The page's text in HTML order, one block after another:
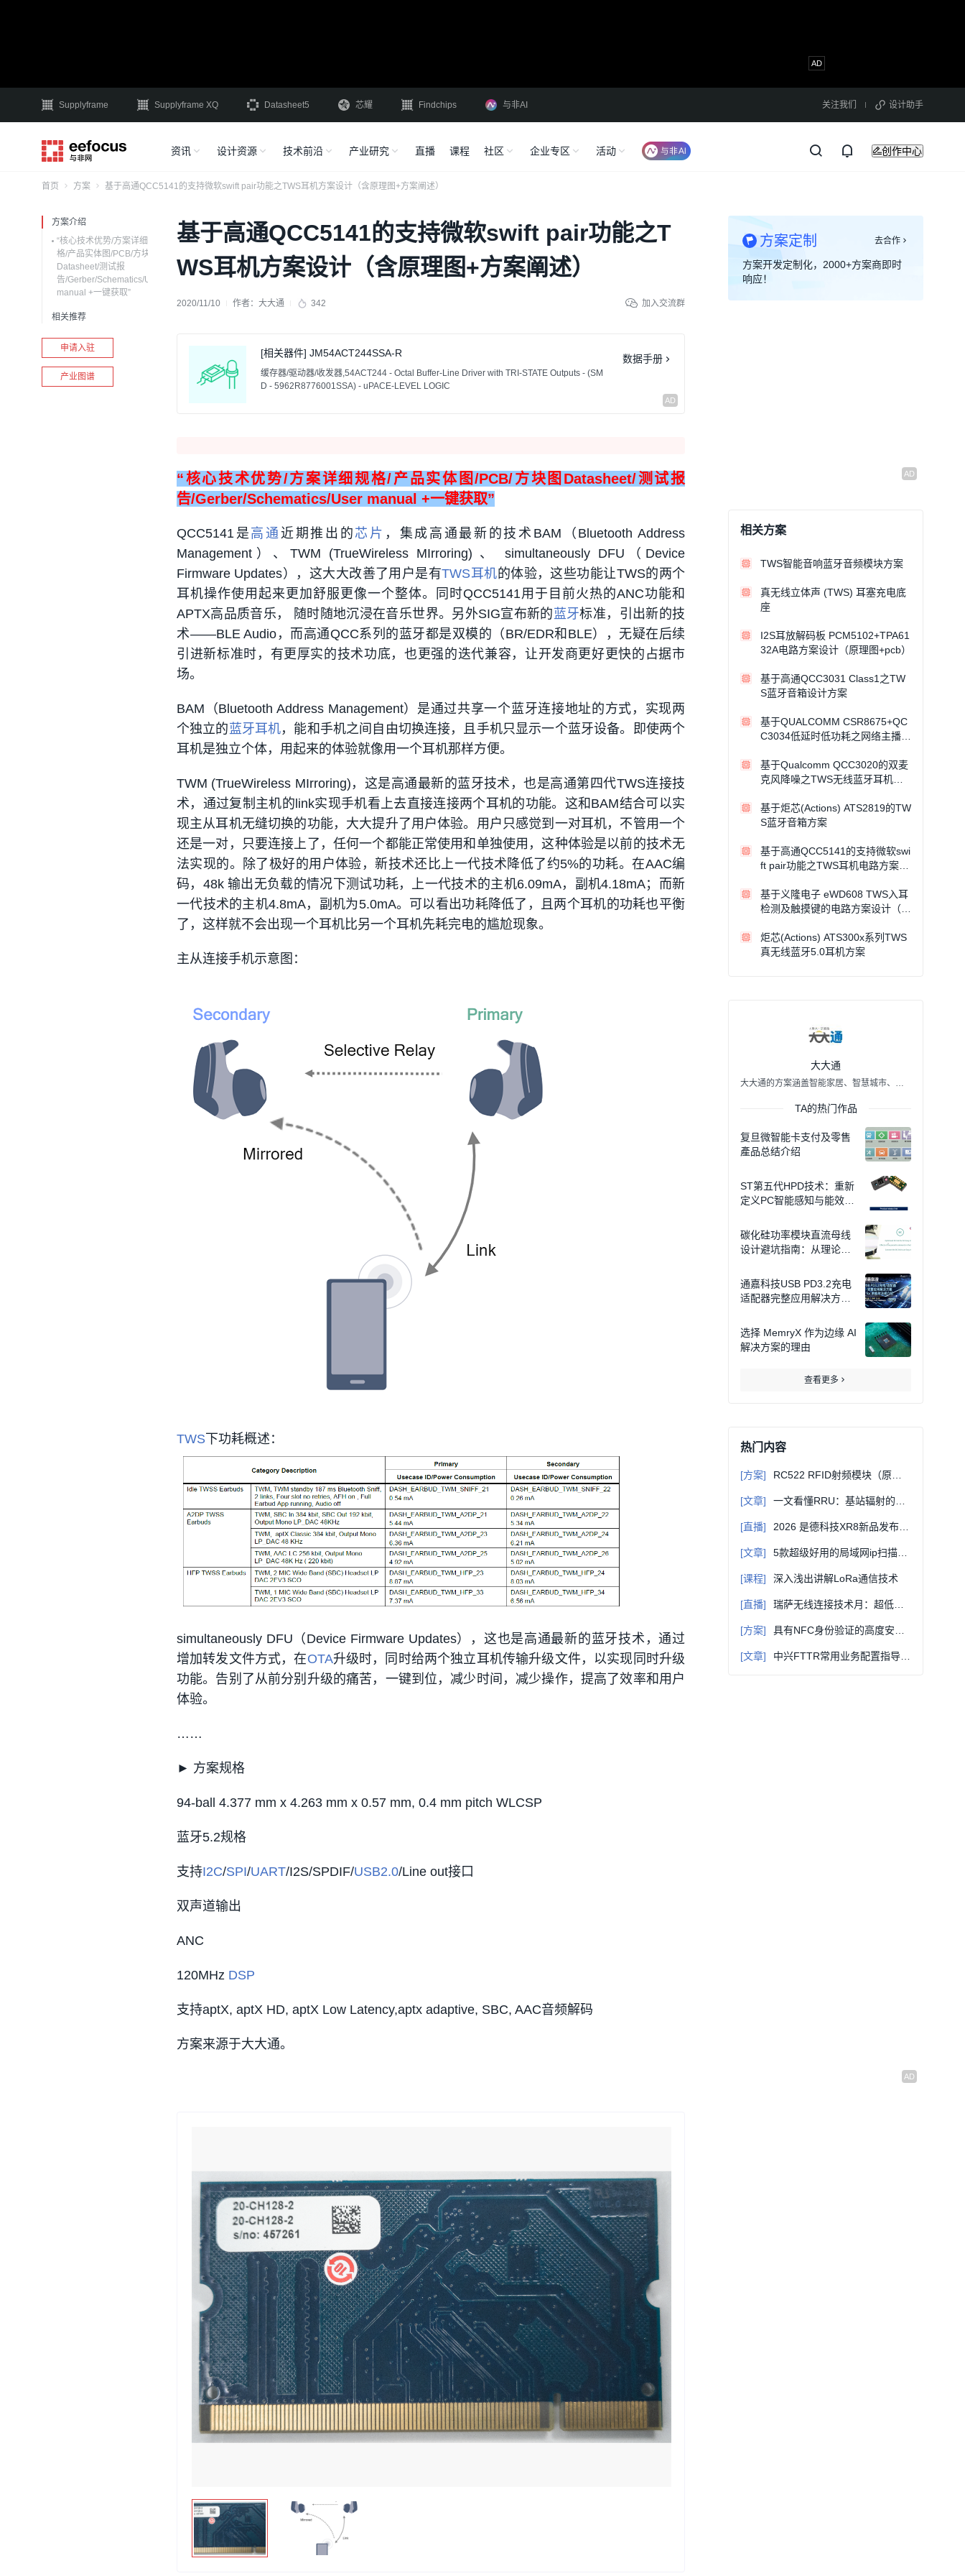
Supplyframe Supplyframe XQ Datasheet5 芯耀 Findchips 与非AI 关注我们 设计助手
资讯 设计资源 技术前沿 产业研究 直播 课程 社区 企业专区 活动 创作中心
首页 方案 基于高通QCC5141的支持微软swift pair功能之TWS耳机方案设计（含原理图+方案阐述）
方案介绍
“核心技术优势/方案详细规
格/产品实体图/PCB/方块图
Datasheet/测试报
告/Gerber/Schematics/User
manual +一键获取”
相关推荐
申请入驻
产业图谱
基于高通QCC5141的支持微软swift pair功能之T
WS耳机方案设计（含原理图+方案阐述）
2020/11/10 作者： 大大通 342 加入交流群
[相关器件] JM54ACT244SSA-R
缓存器/驱动器/收发器,54ACT244 - Octal Buffer-Line Driver with TRI-STATE Outputs - (SM
D - 5962R8776001SSA) - uPACE-LEVEL LOGIC
数据手册
“核心技术优势/方案详细规格/产品实体图/PCB/方块图Datasheet/测试报
告/Gerber/Schematics/User manual +一键获取”
QCC5141是 高通 近期推出的 芯片 ，集成高通最新的技术BAM（Bluetooth Address
Management）、TWM (TrueWireless MIrroring) 、 simultaneously DFU（Device
Firmware Updates），这大大改善了用户是有TWS耳机的体验，这些功能让TWS的两个
耳机操作使用起来更加舒服更像一个整体。同时QCC5141用于目前火热的ANC功能和
APTX高品质音乐， 随时随地沉浸在音乐世界。另外SIG宣布新的 蓝牙标准，引出新的技
术——BLE Audio，而高通QCC系列的蓝牙都是双模的（BR/EDR和BLE），无疑在后续
引进新标准时，有更厚实的技术功底，也更强的迭代兼容，让开发商更好更快的占据市
场。
BAM（Bluetooth Address Management）是通过共享一个蓝牙连接地址的方式，实现两
个独立的 蓝牙耳机，能和手机之间自由切换连接，且手机只显示一个蓝牙设备。即使两个
耳机是独立个体，用起来的体验就像用一个耳机那样方便。
TWM (TrueWireless MIrroring)，这是高通最新的蓝牙技术，也是高通第四代TWS连接技
术，通过复制主机的link实现手机看上去直接连接两个耳机的功能。这和BAM结合可以实
现主从耳机无缝切换的功能，大大提升了用户体验。用户只感觉到一对耳机，不管用一个
还是一对，只要连接上了，任何一个都能正常使用和单独使用，这种体验是以前的技术无
法实现的。除了极好的用户体验，新技术还比上一代技术降低了约5%的功耗。在AAC编
码，48k 输出无负载的情况下测试功耗，上一代技术的主机6.09mA，副机4.18mA；而新
一代技术的主机4.8mA，副机为5.0mA。可以看出功耗降低了，且两个耳机的功耗也平衡
了，这样就不会出现一个耳机比另一个耳机先耗完电的尴尬现象。
主从连接手机示意图：
TWS 下功耗概述：
simultaneously DFU（Device Firmware Updates），这也是高通最新的蓝牙技术，通过
增加转发文件方式，在OTA升级时，同时给两个独立耳机传输升级文件，以实现同时升级
功能。告别了从前分别升级的痛苦，一键到位，减少时间，减少操作，提高了效率和用户
体验。
……
► 方案规格
94-ball 4.377 mm x 4.263 mm x 0.57 mm, 0.4 mm pitch WLCSP
蓝牙5.2规格
支持I2C/SPI/UART/I2S/SPDIF/USB2.0/Line out接口
双声道输出
ANC
120MHz DSP
支持aptX, aptX HD, aptX Low Latency,aptx adaptive, SBC, AAC音频解码
方案来源于大大通。
方案定制 去合作
方案开发定制化，2000+方案商即时
响应！
相关方案
TWS智能音响蓝牙音频模块方案
真无线立体声 (TWS) 耳塞充电底
座
I2S耳放解码板 PCM5102+TPA61
32A电路方案设计（原理图+pcb）
基于高通QCC3031 Class1之TW
S蓝牙音箱设计方案
基于QUALCOMM CSR8675+QC
C3034低延时低功耗之网络主播耳
基于Qualcomm QCC3020的双麦
克风降噪之TWS无线蓝牙耳机方
基于炬芯(Actions) ATS2819的TW
S蓝牙音箱方案
基于高通QCC5141的支持微软swi
ft pair功能之TWS耳机电路方案设
基于义隆电子 eWD608 TWS入耳
检测及触摸键的电路方案设计（原
炬芯(Actions) ATS300x系列TWS
真无线蓝牙5.0耳机方案
大大通
大大通的方案涵盖智能家居、智慧城市、穿戴装置、智慧医疗、车联网、电源等应用领域；除了大联大内部的方案，还有原厂的最新方案，以及行业优质合作方案商（IDH）的方案，打通客户、原厂、IDH 以及大联大的FAE 之间的壁垒，搭建整个技术的生态圈。 除了大联大七百馀位专业FAE在线上进行高效、专业的技术支持，大大通更希望汇聚所有工程师一起分享和成长。客户可以更直接快速的了解方案、解答疑问、获取技术文档，从而缩短客户方案量产时间。
TA的热门作品
复旦微智能卡支付及零售
產品总结介绍
ST第五代HPD技术：重新
定义PC智能感知与能效标
碳化硅功率模块直流母线
设计避坑指南：从理论到
通嘉科技USB PD3.2充电
适配器完整应用解决方案f
选择 MemryX 作为边缘 AI
解决方案的理由
查看更多
热门内容
[方案] RC522 RFID射频模块（原理图+PCB+RC522原厂代码等）
[文章] 一文看懂RRU：基站辐射的「万恶之源」
[直播] 2026 是德科技XR8新品发布: 一段跨越70年的示波器创新之旅
[文章] 5款超级好用的局域网ip扫描工具
[课程] 深入浅出讲解LoRa通信技术
[直播] 瑞萨无线连接技术月：超低功耗蓝牙SoC DA1453x介绍及开发环境搭建教程
[方案] 具有NFC身份验证的高度安全的给药系统参考设计
[文章] 中兴FTTR常用业务配置指导（中国联通）